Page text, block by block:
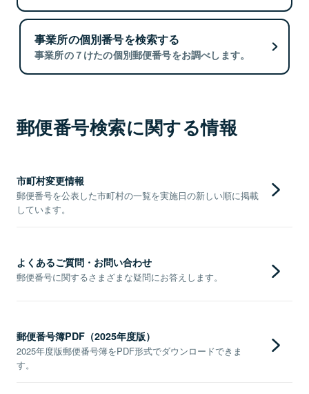
事業所の個別番号を検索する
事業所の７けたの個別郵便番号をお調べします。
郵便番号検索に関する情報
市町村変更情報
郵便番号を公表した市町村の一覧を実施日の新しい順に掲載
しています。
よくあるご質問・お問い合わせ
郵便番号に関するさまざまな疑問にお答えします。
郵便番号簿PDF（2025年度版）
2025年度版郵便番号簿をPDF形式でダウンロードできま
す。